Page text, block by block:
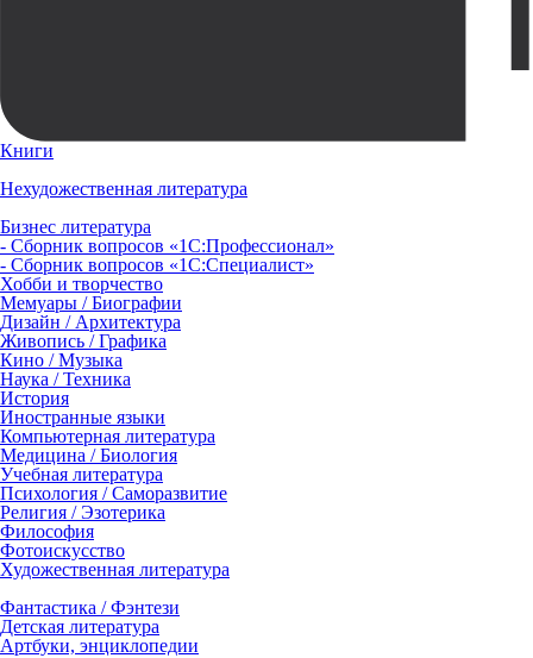
Книги
Нехудожественная литература
Бизнес литература
- Сборник вопросов «1С:Профессионал»
- Сборник вопросов «1С:Специалист»
Хобби и творчество
Мемуары / Биографии
Дизайн / Архитектура
Живопись / Графика
Кино / Музыка
Наука / Техника
История
Иностранные языки
Компьютерная литература
Медицина / Биология
Учебная литература
Психология / Саморазвитие
Религия / Эзотерика
Философия
Фотоискусство
Художественная литература
Фантастика / Фэнтези
Детская литература
Артбуки, энциклопедии